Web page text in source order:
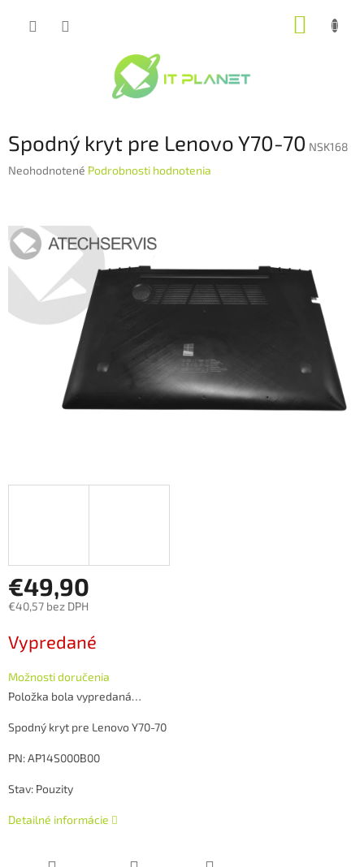
Spodný kryt pre Lenovo Y70-70 NSK168
Priemerné
0,0
z
hviezdičiek.
Neohodnotené Podrobnosti hodnotenia
€49,90
€40,57 bez DPH
cena:
Vypredané
Možnosti doručenia
Položka bola vypredaná…
Spodný kryt pre Lenovo Y70-70
PN: AP14S000B00
Stav: Pouzity
Detailné informácie